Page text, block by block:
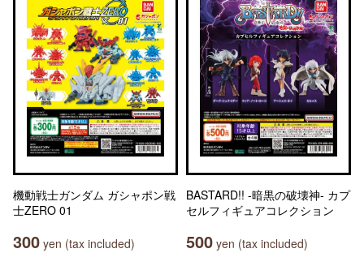
機動戦士ガンダム ガシャポン戦
士ZERO 01
300 yen (tax included)
BASTARD!! -暗黒の破壊神- カプ
セルフィギュアコレクション
500 yen (tax included)